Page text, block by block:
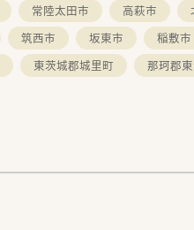
常陸太田市 高萩市
筑西市 坂東市 稲敷市
東茨城郡城里町 那珂郡